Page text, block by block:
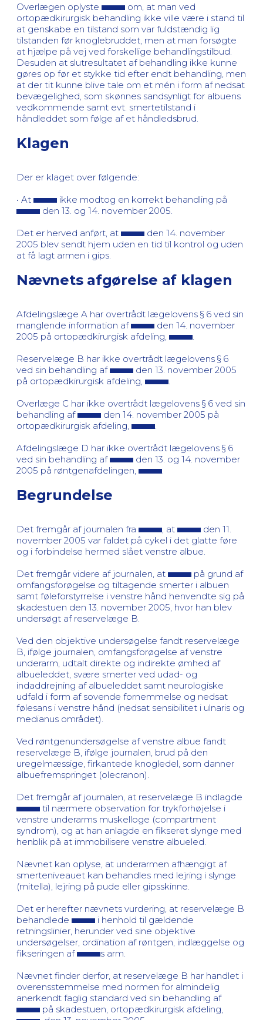
Overlægen oplyste
om, at man ved
ortopædkirurgisk behandling ikke ville være i stand til
at genskabe en tilstand som var fuldstændig lig
tilstanden før knoglebruddet, men at man forsøgte
at hjælpe på vej ved forskellige behandlingstilbud.
Desuden at slutresultatet af behandling ikke kunne
gøres op før et stykke tid efter endt behandling, men
at der tit kunne blive tale om et mén i form af nedsat
bevægelighed, som skønnes sandsynligt for albuens
vedkommende samt evt. smertetilstand i
håndleddet som følge af et håndledsbrud.
Klagen
Der er klaget over følgende:
• At
ikke modtog en korrekt behandling på
den 13. og 14. november 2005.
Det er herved anført, at
den 14. november
2005 blev sendt hjem uden en tid til kontrol og uden
at få lagt armen i gips.
Nævnets afgørelse af klagen
Afdelingslæge A har overtrådt lægelovens § 6 ved sin
manglende information af
den 14. november
2005 på ortopædkirurgisk afdeling,
Reservelæge B har ikke overtrådt lægelovens § 6
ved sin behandling af
den 13. november 2005
på ortopædkirurgisk afdeling,
Overlæge C har ikke overtrådt lægelovens § 6 ved sin
behandling af
den 14. november 2005 på
ortopædkirurgisk afdeling,
Afdelingslæge D har ikke overtrådt lægelovens § 6
ved sin behandling af
den 13. og 14. november
2005 på røntgenafdelingen,
Begrundelse
Det fremgår af journalen fra , at
den 11.
november 2005 var faldet på cykel i det glatte føre
og i forbindelse hermed slået venstre albue.
Det fremgår videre af journalen, at
på grund af
omfangsforøgelse og tiltagende smerter i albuen
samt føleforstyrrelse i venstre hånd henvendte sig på
skadestuen den 13. november 2005, hvor han blev
undersøgt af reservelæge B.
Ved den objektive undersøgelse fandt reservelæge
B, ifølge journalen, omfangsforøgelse af venstre
underarm, udtalt direkte og indirekte ømhed af
albueleddet, svære smerter ved udad- og
indaddrejning af albueleddet samt neurologiske
udfald i form af sovende fornemmelse og nedsat
følesans i venstre hånd (nedsat sensibilitet i ulnaris og
medianus området).
Ved røntgenundersøgelse af venstre albue fandt
reservelæge B, ifølge journalen, brud på den
uregelmæssige, firkantede knogledel, som danner
albuefremspringet (olecranon).
Det fremgår af journalen, at reservelæge B indlagde
til nærmere observation for trykforhøjelse i
venstre underarms muskelloge (compartment
syndrom), og at han anlagde en fikseret slynge med
henblik på at immobilisere venstre albueled.
Nævnet kan oplyse, at underarmen afhængigt af
smerteniveauet kan behandles med lejring i slynge
(mitella), lejring på pude eller gipsskinne.
Det er herefter nævnets vurdering, at reservelæge B
behandlede
i henhold til gældende
retningslinier, herunder ved sine objektive
undersøgelser, ordination af røntgen, indlæggelse og
fikseringen af
s arm.
Nævnet finder derfor, at reservelæge B har handlet i
overensstemmelse med normen for almindelig
anerkendt faglig standard ved sin behandling af
på skadestuen, ortopædkirurgisk afdeling,